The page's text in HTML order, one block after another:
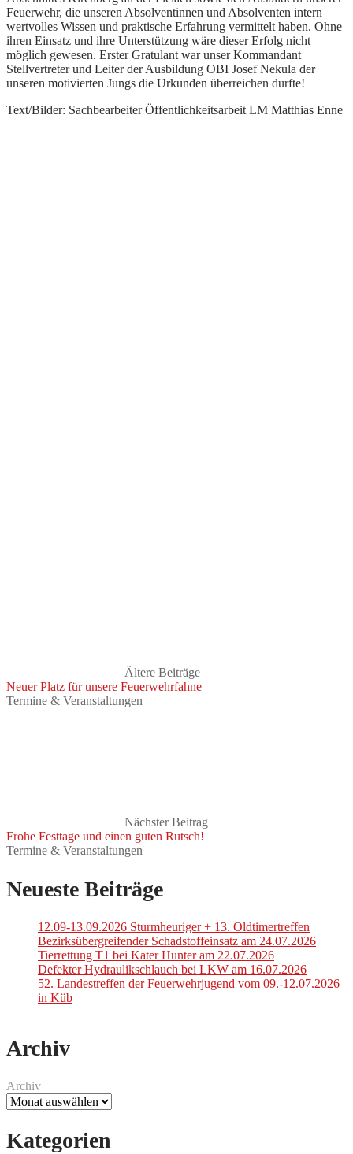
Feuerwehr, die unseren Absolventinnen und Absolventen intern
wertvolles Wissen und praktische Erfahrung vermittelt haben. Ohne
ihren Einsatz und ihre Unterstützung wäre dieser Erfolg nicht
möglich gewesen. Erster Gratulant war unser Kommandant
Stellvertreter und Leiter der Ausbildung OBI Josef Nekula der
unseren motivierten Jungs die Urkunden überreichen durfte!
Text/Bilder: Sachbearbeiter Öffentlichkeitsarbeit LM Matthias Enne
Ältere Beiträge
Neuer Platz für unsere Feuerwehrfahne
Termine & Veranstaltungen
Nächster Beitrag
Frohe Festtage und einen guten Rutsch!
Termine & Veranstaltungen
Neueste Beiträge
12.09-13.09.2026 Sturmheuriger + 13. Oldtimertreffen
Bezirksübergreifender Schadstoffeinsatz am 24.07.2026
Tierrettung T1 bei Kater Hunter am 22.07.2026
Defekter Hydraulikschlauch bei LKW am 16.07.2026
52. Landestreffen der Feuerwehrjugend vom 09.-12.07.2026
in Küb
Archiv
Archiv
Kategorien